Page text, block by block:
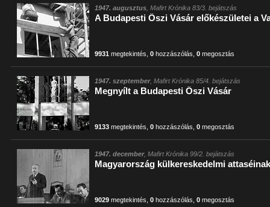
1947. augusztus , Mafirt Krónika 83/3. bejátszás
A Budapesti Őszi Vásár előkészületei a
9931 megtekintés ,0 hozzászólás ,0 megosztás
1947. szeptember, Mafirt Krónika 85/4. bejátszás
Megnyílt a Budapesti Őszi Vásár
9133 megtekintés ,0 hozzászólás ,0 megosztás
1947. december, Mafirt Krónika 99/2. bejátszás
Magyarország külkereskedelmi
9029 megtekintés ,0 hozzászólás ,0 megosztás